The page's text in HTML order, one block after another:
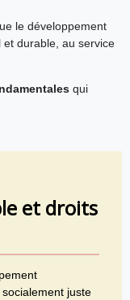
le développement
durable, au service
qui
et droits
juste